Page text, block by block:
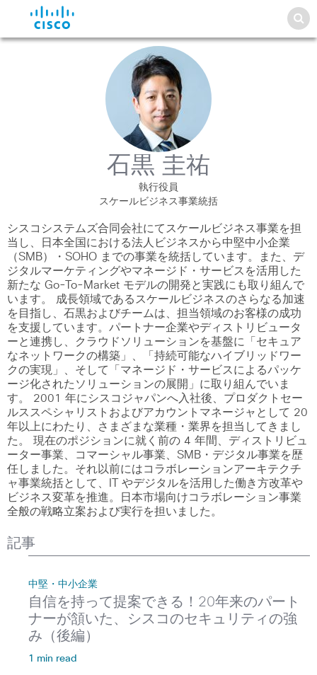
石黒 圭祐
執行役員
スケールビジネス事業統括
シスコシステムズ合同会社にてスケールビジネス事業を担
当し、日本全国における法人ビジネスから中堅中小企業
（SMB）・SOHO までの事業を統括しています。また、デ
ジタルマーケティングやマネージド・サービスを活用した
新たな Go-To-Market モデルの開発と実践にも取り組んで
います。 成長領域であるスケールビジネスのさらなる加速
を目指し、石黒およびチームは、担当領域のお客様の成功
を支援しています。パートナー企業やディストリビュータ
ーと連携し、クラウドソリューションを基盤に「セキュア
なネットワークの構築」、「持続可能なハイブリッドワー
クの実現」、そして「マネージド・サービスによるパッケ
ージ化されたソリューションの展開」に取り組んでいま
す。 2001 年にシスコジャパンへ入社後、プロダクトセー
ルススペシャリストおよびアカウントマネージャとして 20
年以上にわたり、さまざまな業種・業界を担当してきまし
た。 現在のポジションに就く前の 4 年間、ディストリビュ
ーター事業、コマーシャル事業、SMB・デジタル事業を歴
任しました。それ以前にはコラボレーションアーキテクチ
ャ事業統括として、IT やデジタルを活用した働き方改革や
ビジネス変革を推進。日本市場向けコラボレーション事業
全般の戦略立案および実行を担いました。
記事
中堅・中小企業
自信を持って提案できる！20年来のパート
ナーが頷いた、シスコのセキュリティの強
み（後編）
1 min read